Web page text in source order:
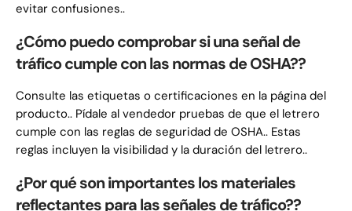
evitar confusiones..
¿Cómo puedo comprobar si una señal de
tráfico cumple con las normas de OSHA??
Consulte las etiquetas o certificaciones en la página del
producto.. Pídale al vendedor pruebas de que el letrero
cumple con las reglas de seguridad de OSHA.. Estas
reglas incluyen la visibilidad y la duración del letrero..
¿Por qué son importantes los materiales
reflectantes para las señales de tráfico??